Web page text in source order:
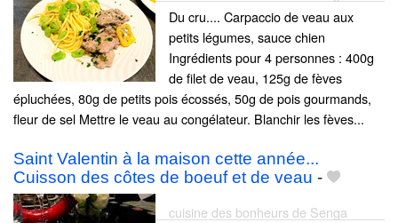
Du cru.... Carpaccio de veau aux
petits légumes, sauce chien
Ingrédients pour 4 personnes : 400g
de filet de veau, 125g de fèves
épluchées, 80g de petits pois écossés, 50g de pois gourmands,
fleur de sel Mettre le veau au congélateur. Blanchir les fèves...
Saint Valentin à la maison cette année...
Cuisson des côtes de boeuf et de veau -
cuisine des bonheurs de Senga